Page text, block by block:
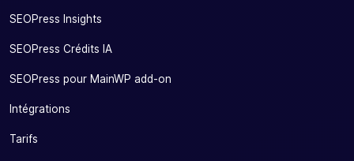
SEOPress Insights
SEOPress Crédits IA
SEOPress pour MainWP add-on
Intégrations
Tarifs